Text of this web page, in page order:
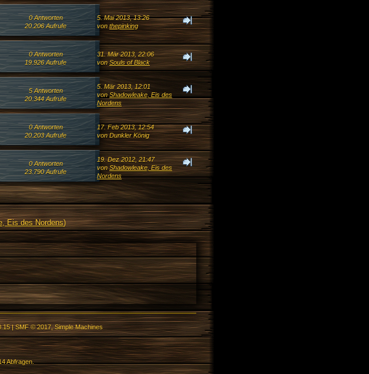
0 Antworten
20.206 Aufrufe
5. Mai 2013, 13:26
vonthepinking
0 Antworten
19.926 Aufrufe
31. Mär 2013, 22:06
vonSouls of Black
5 Antworten
20.344 Aufrufe
5. Mär 2013, 12:01
vonShadowleake, Eis des
Nordens
0 Antworten
20.203 Aufrufe
17. Feb 2013, 12:54
von Dunkler König
0 Antworten
23.790 Aufrufe
19. Dez 2012, 21:47
vonShadowleake, Eis des
Nordens
Eis des Nordens)
|SMF © 2017,Simple Machines
Abfragen.